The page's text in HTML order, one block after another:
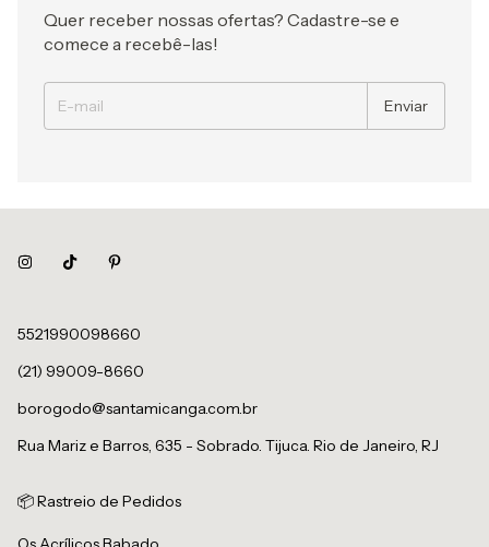
Quer receber nossas ofertas? Cadastre-se e
comece a recebê-las!
5521990098660
(21) 99009-8660
borogodo@santamicanga.com.br
Rua Mariz e Barros, 635 - Sobrado. Tijuca. Rio de Janeiro, RJ
📦 Rastreio de Pedidos